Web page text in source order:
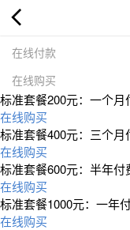
在线付款
在线购买
标准套餐200元：一个月
在线购买
标准套餐400元：三个月
在线购买
标准套餐600元：半年付
在线购买
标准套餐1000元：一年
在线购买